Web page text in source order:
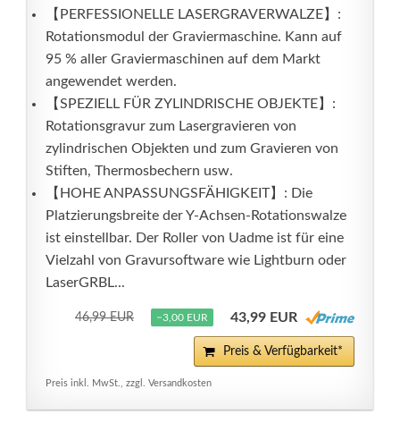
【PERFESSIONELLE LASERGRAVERWALZE】:
Rotationsmodul der Graviermaschine. Kann auf
95 % aller Graviermaschinen auf dem Markt
angewendet werden.
【SPEZIELL FÜR ZYLINDRISCHE OBJEKTE】:
Rotationsgravur zum Lasergravieren von
zylindrischen Objekten und zum Gravieren von
Stiften, Thermosbechern usw.
【HOHE ANPASSUNGSFÄHIGKEIT】: Die
Platzierungsbreite der Y-Achsen-Rotationswalze
ist einstellbar. Der Roller von Uadme ist für eine
Vielzahl von Gravursoftware wie Lightburn oder
LaserGRBL...
46,99 EUR −3,00 EUR 43,99 EUR
Preis & Verfügbarkeit*
Preis inkl. MwSt., zzgl. Versandkosten